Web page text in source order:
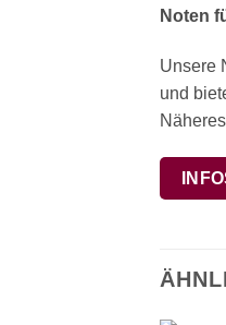
Noten
Unsere
und